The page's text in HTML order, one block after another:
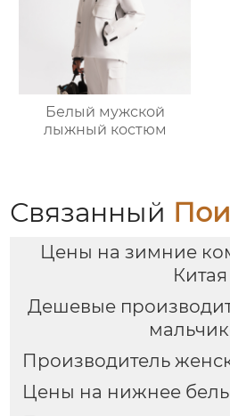
Белый мужской
лыжный костюм
Связанный
Цены на зимние
Китая
Дешевые
Производитель
Цены на нижнее